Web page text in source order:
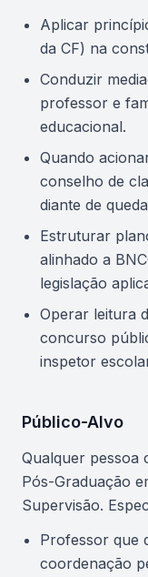
Aplicar
da CF) na
Conduzir
professor e
educacional.
Quando
conselho de
diante de
Estruturar
alinhado a
legislação
Operar leitura
concurso
inspetor
Público-Alvo
Qualquer pessoa
Pós-Graduação
Supervisão.
Professor que
coordenação